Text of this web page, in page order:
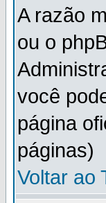
A razão
ou o
você
página
páginas)
Voltar ao